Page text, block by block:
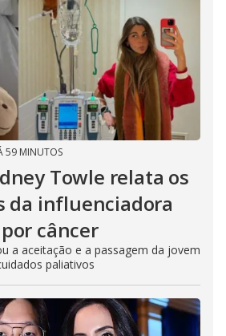
59 MINUTOS
Towle relata os
da influenciadora
câncer
a aceitação e a passagem da jovem
paliativos